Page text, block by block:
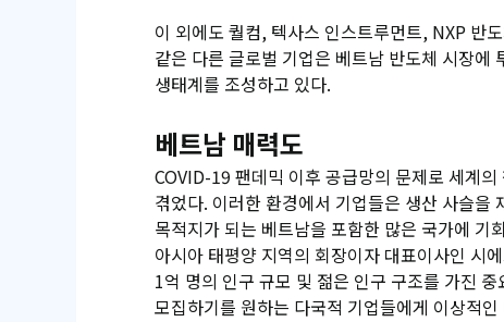
이 외에도 퀄컴, 텍사스 인스트루먼트, NXP 반
같은 다른 글로벌 기업은 베트남 반도체 시장에
생태계를 조성하고 있다.
베트남 매력도
COVID-19 팬데믹 이후 공급망의 문제로 세계
겪었다. 이러한 환경에서 기업들은 생산 사슬을
목적지가 되는 베트남을 포함한 많은 국가에 기
아시아 태평양 지역의 회장이자 대표이사인 시
1억 명의 인구 규모 및 젊은 인구 구조를 가진
모집하기를 원하는 다국적 기업들에게 이상적